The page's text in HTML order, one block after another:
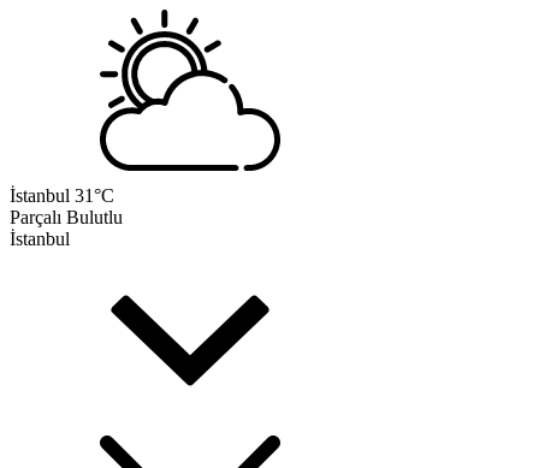
İstanbul 31°C
Parçalı Bulutlu
İstanbul